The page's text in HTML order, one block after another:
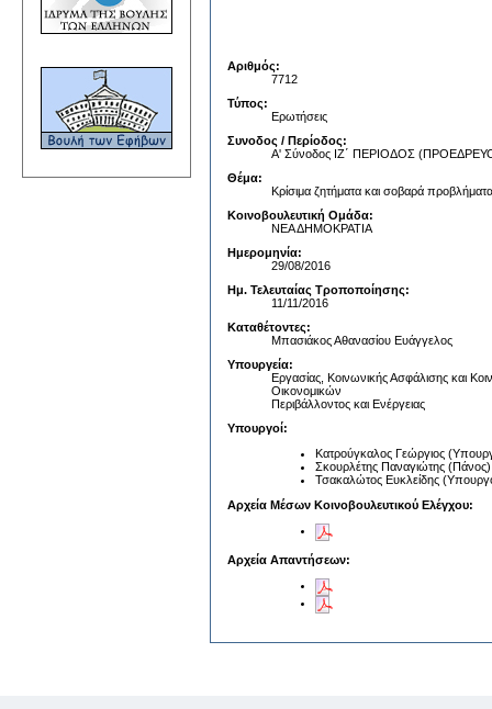
Αριθμός:
7712
Τύπος:
Ερωτήσεις
Συνοδος / Περίοδος:
Α' Σύνοδος ΙΖ΄ ΠΕΡΙΟΔΟΣ
Θέμα:
Κρίσιμα ζητήματα και σοβαρά
Κοινοβουλευτική Ομάδα:
ΝΕΑ ΔΗΜΟΚΡΑΤΙΑ
Ημερομηνία:
29/08/2016
Ημ. Τελευταίας Τροποποίησης:
11/11/2016
Καταθέτοντες:
Μπασιάκος Αθανασίου Ευάγγελος
Υπουργεία:
Εργασίας, Κοινωνικής Ασφάλισης και
Οικονομικών
Περιβάλλοντος και Ενέργειας
Υπουργοί:
Κατρούγκαλος Γεώργιος
Σκουρλέτης Παναγιώτης
Τσακαλώτος Ευκλείδης
Αρχεία Μέσων Κοινοβουλευτικού Ελέγχου:
Αρχεία Απαντήσεων: